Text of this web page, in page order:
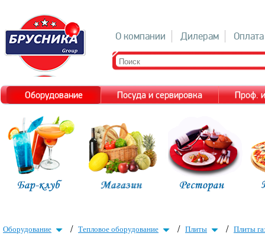
О компании Дилерам Оплата
Оборудование Посуда и сервировка Проф.
Оборудование / Тепловое оборудование / Плиты / Плиты